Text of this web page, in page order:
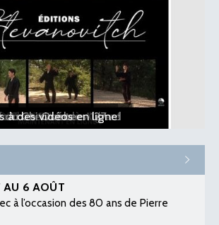
2027 est en ligne !
Chi - 10 ans à Aubard
et les 127
du Chi Québec
à des vidéos en ligne
AU 6 AOÛT
à l’occasion des 80 ans de Pierre